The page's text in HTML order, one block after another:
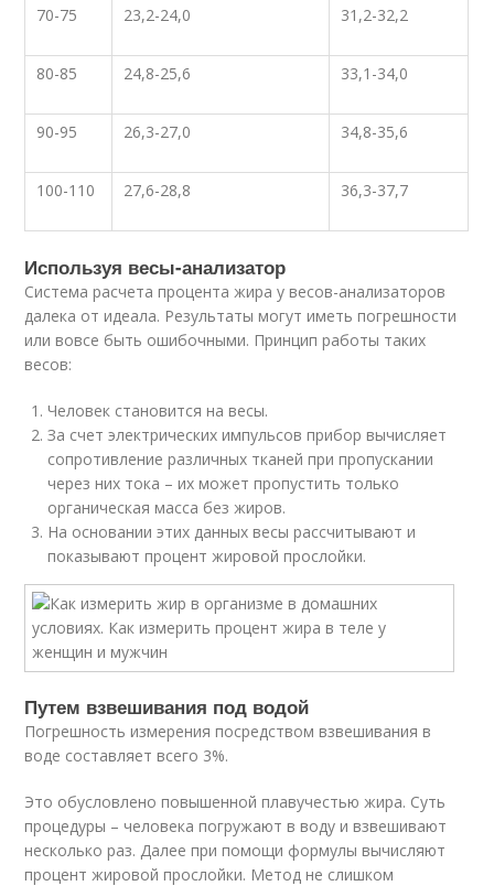
70-75 23,2-24,0 31,2-32,2
80-85 24,8-25,6 33,1-34,0
90-95 26,3-27,0 34,8-35,6
100-110 27,6-28,8 36,3-37,7
Используя весы-анализатор
Система расчета процента жира у весов-анализаторов
далека от идеала. Результаты могут иметь погрешности
или вовсе быть ошибочными. Принцип работы таких
весов:
Человек становится на весы.
За счет электрических импульсов прибор вычисляет
сопротивление различных тканей при пропускании
через них тока – их может пропустить только
органическая масса без жиров.
На основании этих данных весы рассчитывают и
показывают процент жировой прослойки.
Путем взвешивания под водой
Погрешность измерения посредством взвешивания в
воде составляет всего 3%.
Это обусловлено повышенной плавучестью жира. Суть
процедуры – человека погружают в воду и взвешивают
несколько раз. Далее при помощи формулы вычисляют
процент жировой прослойки. Метод не слишком